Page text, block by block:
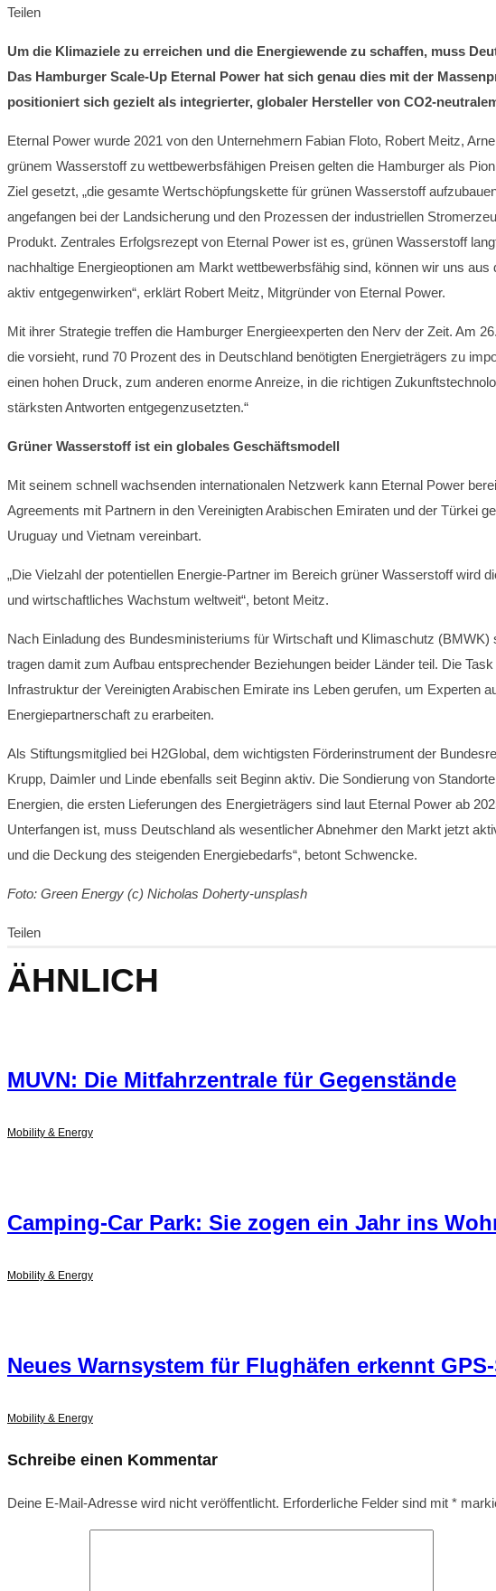
Teilen
Um die Klimaziele zu erreichen und die Energiewende zu schaffen, muss
Das Hamburger Scale-Up Eternal Power hat sich genau dies mit der
positioniert sich gezielt als integrierter, globaler Hersteller von CO2-
Eternal Power wurde 2021 von den Unternehmern Fabian Floto, Robert Meitz,
grünem Wasserstoff zu wettbewerbsfähigen Preisen gelten die Hamburger als
Ziel gesetzt, „die gesamte Wertschöpfungskette für grünen Wasserstoff
angefangen bei der Landsicherung und den Prozessen der industriellen
Produkt. Zentrales Erfolgsrezept von Eternal Power ist es, grünen Wasserstoff
nachhaltige Energieoptionen am Markt wettbewerbsfähig sind, können wir uns
aktiv entgegenwirken“, erklärt Robert Meitz, Mitgründer von Eternal Power.
Mit ihrer Strategie treffen die Hamburger Energieexperten den Nerv der Zeit. Am
die vorsieht, rund 70 Prozent des in Deutschland benötigten Energieträgers zu
einen hohen Druck, zum anderen enorme Anreize, in die richtigen
stärksten Antworten entgegenzusetzten.“
Grüner Wasserstoff ist ein globales Geschäftsmodell
Mit seinem schnell wachsenden internationalen Netzwerk kann Eternal Power
Agreements mit Partnern in den Vereinigten Arabischen Emiraten und der Türkei
Uruguay und Vietnam vereinbart.
„Die Vielzahl der potentiellen Energie-Partner im Bereich grüner Wasserstoff
und wirtschaftliches Wachstum weltweit“, betont Meitz.
Nach Einladung des Bundesministeriums für Wirtschaft und Klimaschutz
tragen damit zum Aufbau entsprechender Beziehungen beider Länder teil. Die
Infrastruktur der Vereinigten Arabischen Emirate ins Leben gerufen, um Experten
Energiepartnerschaft zu erarbeiten.
Als Stiftungsmitglied bei H2Global, dem wichtigsten Förderinstrument der
Krupp, Daimler und Linde ebenfalls seit Beginn aktiv. Die Sondierung von
Energien, die ersten Lieferungen des Energieträgers sind laut Eternal Power ab
Unterfangen ist, muss Deutschland als wesentlicher Abnehmer den Markt jetzt
und die Deckung des steigenden Energiebedarfs“, betont Schwencke.
Foto: Green Energy (c) Nicholas Doherty-unsplash
Teilen
ÄHNLICH
MUVN: Die Mitfahrzentrale für Gegenstände
Mobility & Energy
Camping-Car Park: Sie zogen ein Jahr ins
Mobility & Energy
Neues Warnsystem für Flughäfen erkennt
Mobility & Energy
Schreibe einen Kommentar
Deine E-Mail-Adresse wird nicht veröffentlicht. Erforderliche Felder sind mit *